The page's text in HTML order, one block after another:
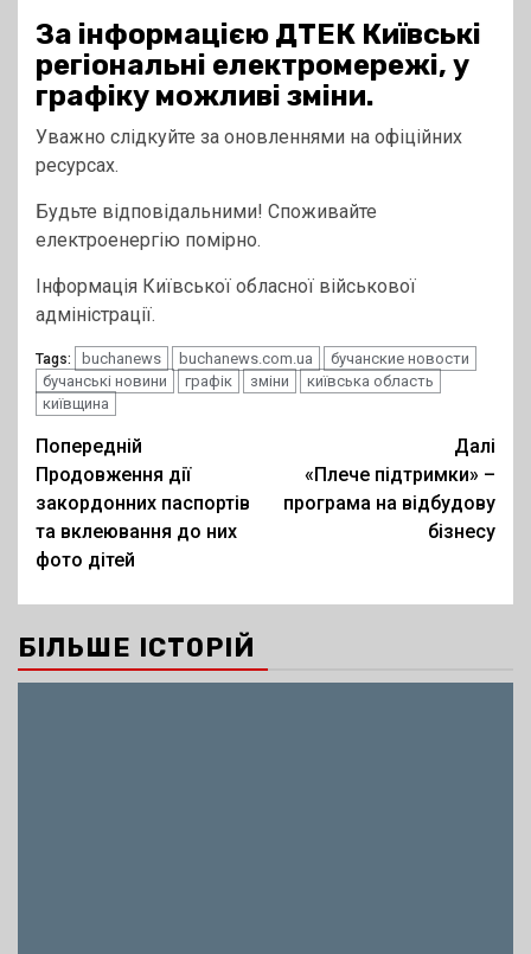
За інформацією ДТЕК Київські
регіональні електромережі, у
графіку можливі зміни.
Уважно слідкуйте за оновленнями на офіційних
ресурсах.
Будьте відповідальними! Споживайте
електроенергію помірно.
Інформація Київської обласної військової
адміністрації.
Tags: buchanews buchanews.com.ua
бучанские новости
бучанські новини
графік зміни
київська область
київщина
Post
navigation
Попередній
Продовження дії
закордонних паспортів
та вклеювання до них
фото дітей
Далі
«Плече підтримки» –
програма на відбудову
бізнесу
БІЛЬШЕ ІСТОРІЙ